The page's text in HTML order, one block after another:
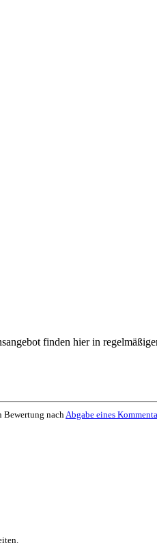
finden hier in
Bewertung nachAbgabe eines